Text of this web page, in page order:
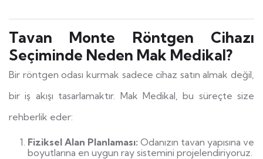
Tavan Monte Röntgen Cihazı
Seçiminde Neden Mak Medikal?
Bir röntgen odası kurmak sadece cihaz satın almak değil,
bir iş akışı tasarlamaktır. Mak Medikal, bu süreçte size
rehberlik eder:
Fiziksel Alan Planlaması: Odanızın tavan yapısına ve
boyutlarına en uygun ray sistemini projelendiriyoruz.